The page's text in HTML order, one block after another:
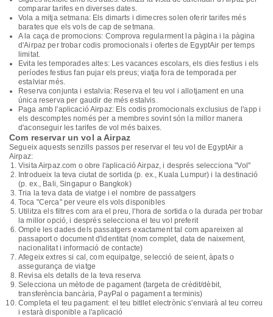
comparar tarifes en diverses dates.
Vola a mitja setmana: Els dimarts i dimecres solen oferir tarifes més
barates que els vols de cap de setmana.
A la caça de promocions: Comprova regularment la pàgina i la pàgina
d'Airpaz per trobar codis promocionals i ofertes de EgyptAir per temps
limitat.
Evita les temporades altes: Les vacances escolars, els dies festius i els
períodes festius fan pujar els preus; viatja fora de temporada per
estalviar més.
Reserva conjunta i estalvia: Reserva el teu vol i allotjament en una
única reserva per gaudir de més estalvis.
Paga amb l'aplicació Airpaz: Els codis promocionals exclusius de l'app i
els descomptes només per a membres sovint són la millor manera
d'aconseguir les tarifes de vol més baixes.
Com reservar un vol a Airpaz
Segueix aquests senzills passos per reservar el teu vol de EgyptAir a
Airpaz:
Visita Airpaz.com o obre l'aplicació Airpaz, i després selecciona "Vol"
Introdueix la teva ciutat de sortida (p. ex., Kuala Lumpur) i la destinació
(p. ex., Bali, Singapur o Bangkok)
Tria la teva data de viatge i el nombre de passatgers
Toca "Cerca" per veure els vols disponibles
Utilitza els filtres com ara el preu, l'hora de sortida o la durada per trobar
la millor opció, i després selecciona el teu vol preferit
Omple les dades dels passatgers exactament tal com apareixen al
passaport o document d'identitat (nom complet, data de naixement,
nacionalitat i informació de contacte)
Afegeix extres si cal, com equipatge, selecció de seient, àpats o
assegurança de viatge
Revisa els detalls de la teva reserva
Selecciona un mètode de pagament (targeta de crèdit/dèbit,
transferència bancària, PayPal o pagament a terminis)
Completa el teu pagament: el teu bitllet electrònic s'enviarà al teu correu
i estarà disponible a l'aplicació